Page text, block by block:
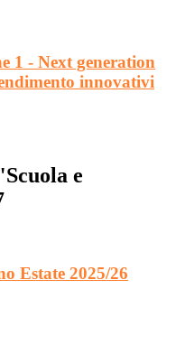
1 - Next generation
innovativi
e
Estate 2025/26